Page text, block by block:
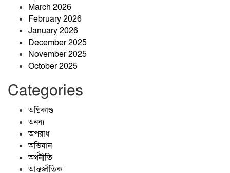
March 2026
February 2026
January 2026
December 2025
November 2025
October 2025
Categories
অগ্নিকাণ্ড
অনন্য
অপরাধ
অভিযান
অর্থনীতি
আন্তর্জাতিক